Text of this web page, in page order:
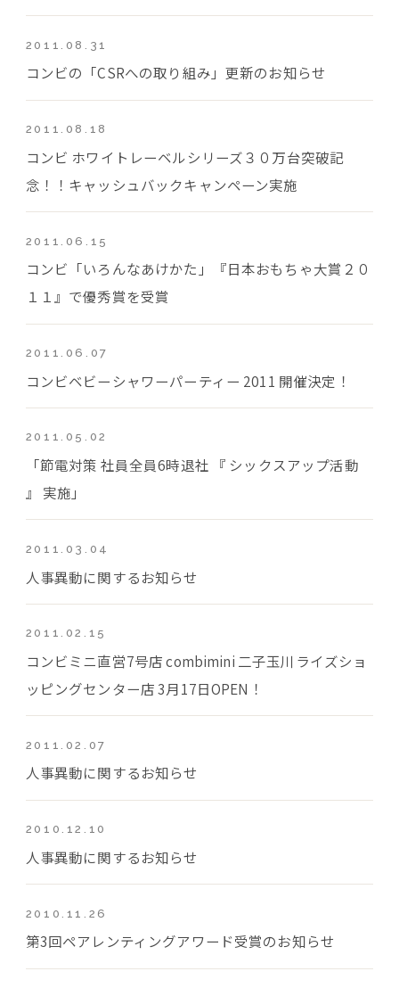
2011.08.31
コンビの「CSRへの取り組み」更新のお知らせ
2011.08.18
コンビ ホワイトレーベルシリーズ３０万台突破記
念！！キャッシュバックキャンペーン実施
2011.06.15
コンビ「いろんなあけかた」『日本おもちゃ大賞２０
１１』で優秀賞を受賞
2011.06.07
コンビベビーシャワーパーティー 2011 開催決定！
2011.05.02
「節電対策 社員全員6時退社 『 シックスアップ活動
』 実施」
2011.03.04
人事異動に関するお知らせ
2011.02.15
コンビミニ直営7号店 combimini 二子玉川ライズショ
ッピングセンター店 3月17日OPEN！
2011.02.07
人事異動に関するお知らせ
2010.12.10
人事異動に関するお知らせ
2010.11.26
第3回ペアレンティングアワード受賞のお知らせ